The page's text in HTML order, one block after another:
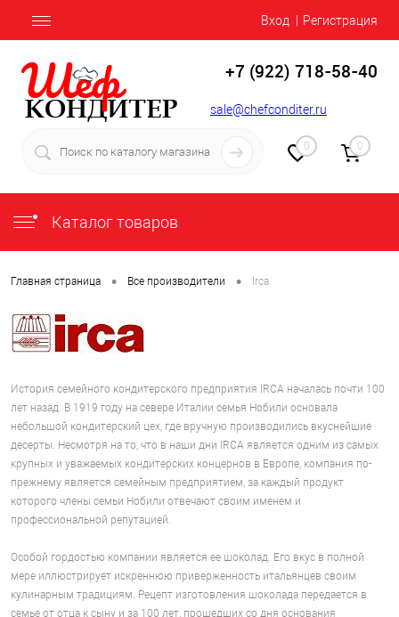
Вход Регистрация
+7 (922) 718-58-40
sale@chefconditer.ru
0 0
Каталог товаров
Главная страница • Все производители • Irca
История семейного кондитерского предприятия IRCA началась почти 100
лет назад. В 1919 году на севере Италии семья Нобили основала
небольшой кондитерский цех, где вручную производились вкуснейшие
десерты. Несмотря на то, что в наши дни IRCA является одним из самых
крупных и уважаемых кондитерских концернов в Европе, компания по-
прежнему является семейным предприятием, за каждый продукт
которого члены семьи Нобили отвечают своим именем и
профессиональной репутацией.
Особой гордостью компании является ее шоколад. Его вкус в полной
мере иллюстрирует искреннюю приверженность итальянцев своим
кулинарным традициям. Рецепт изготовления шоколада передается в
семье от отца к сыну и за 100 лет, прошедших со дня основания